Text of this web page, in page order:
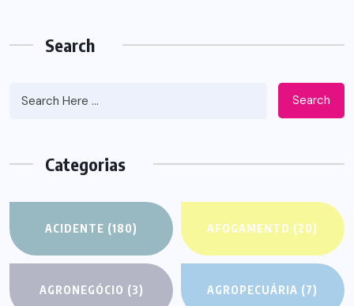
Search
Search
Categorias
ACIDENTE (180) AFOGAMENTO (20)
AGRONEGÓCIO (3) AGROPECUÁRIA (7)